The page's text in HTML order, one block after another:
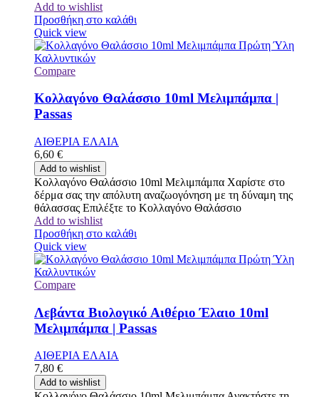
Add to wishlist
Προσθήκη στο καλάθι
Quick view
Compare
Κολλαγόνο Θαλάσσιο 10ml Μελιμπάμπα |
Passas
ΑΙΘΕΡΙΑ ΕΛΑΙΑ
6,60 €
Add to wishlist
Κολλαγόνο Θαλάσσιο 10ml Μελιμπάμπα Χαρίστε στο
δέρμα σας την απόλυτη αναζωογόνηση με τη δύναμη της
θάλασσας Επιλέξτε το Κολλαγόνο Θαλάσσιο
Add to wishlist
Προσθήκη στο καλάθι
Quick view
Compare
Λεβάντα Βιολογικό Αιθέριο Έλαιο 10ml
Μελιμπάμπα | Passas
ΑΙΘΕΡΙΑ ΕΛΑΙΑ
7,80 €
Add to wishlist